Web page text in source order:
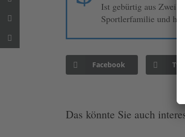
Ist gebürtig aus
Sportlerfamilie und
Facebook
Das könnte Sie auch